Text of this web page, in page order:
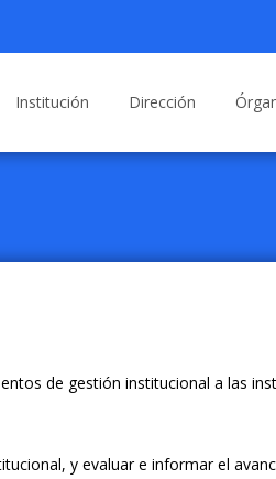
Institución Dirección
de gestión institucional a las
y evaluar e informar el